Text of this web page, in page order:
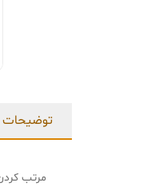
توضیحات
مرتب